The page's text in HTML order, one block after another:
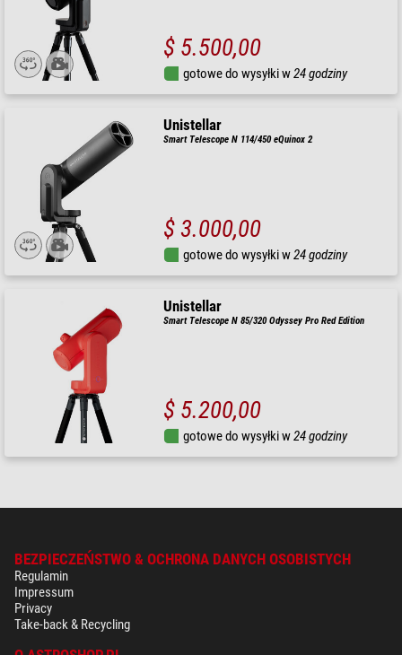
$ 5.500,00
gotowe do wysyłki w24 godziny
Unistellar
Smart Telescope N 114/450 eQuinox 2
$ 3.000,00
gotowe do wysyłki w24 godziny
Unistellar
Smart Telescope N 85/320 Odyssey Pro Red Edition
$ 5.200,00
gotowe do wysyłki w24 godziny
BEZPIECZEŃSTWO & OCHRONA DANYCH OSOBISTYCH
Regulamin
Impressum
Privacy
Take-back & Recycling